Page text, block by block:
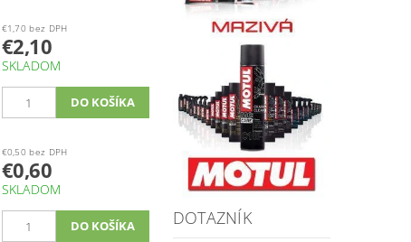
€1,70 bez DPH
€2,10
SKLADOM
€0,50 bez DPH
€0,60
SKLADOM
DOTAZNÍK